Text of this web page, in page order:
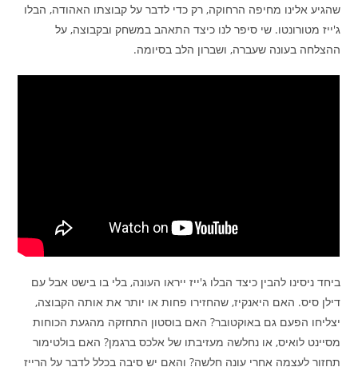
שהגיע אלינו מחיפה הרחוקה, רק כדי לדבר על קבוצתו האהודה, הבלו
ג'ייז מטורונטו. שי סיפר לנו כיצד התאהב במשחק ובקבוצה, על
ההצלחה בעונה שעברה, ושברון הלב בסיומה.
ביחד ניסינו להבין כיצד הבלו ג'ייז ייראו העונה, בלי בו בישט אבל עם
דילן סיס. האם היאנקיז, שהחזירו פחות או יותר את אותה הקבוצה,
יצליחו הפעם גם באוקטובר? האם בוסטון התחזקה מהגעת הכוחות
מסיינט לואיס, או נחלשה מעזיבתו של אלכס ברגמן? האם בולטימור
תחזור לעצמה אחרי עונה חלשה? והאם יש סיבה בכלל לדבר על הרייז